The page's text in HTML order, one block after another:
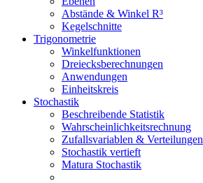
Abstände & Winkel R³
Kegelschnitte
Trigonometrie
Winkelfunktionen
Dreiecksberechnungen
Anwendungen
Einheitskreis
Stochastik
Beschreibende Statistik
Wahrscheinlichkeitsrechnung
Zufallsvariablen & Verteilungen
Stochastik vertieft
Matura Stochastik